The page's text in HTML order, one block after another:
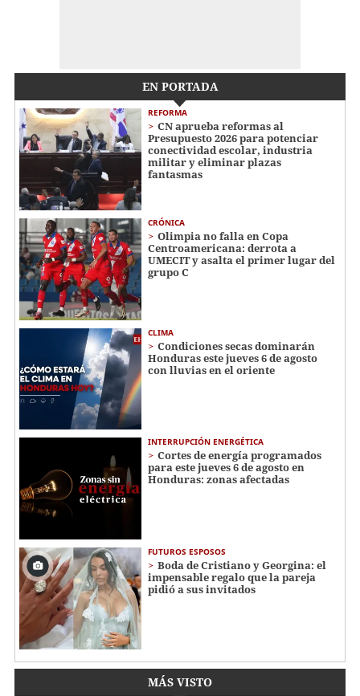
EN PORTADA
REFORMA
CN aprueba reformas al
Presupuesto 2026 para potenciar
conectividad escolar, industria
militar y eliminar plazas
fantasmas
CRÓNICA
Olimpia no falla en Copa
Centroamericana: derrota a
UMECIT y asalta el primer lugar del
grupo C
CLIMA
Condiciones secas dominarán
Honduras este jueves 6 de agosto
con lluvias en el oriente
INTERRUPCIÓN ENERGÉTICA
Cortes de energía programados
para este jueves 6 de agosto en
Honduras: zonas afectadas
FUTUROS ESPOSOS
Boda de Cristiano y Georgina: el
impensable regalo que la pareja
pidió a sus invitados
MÁS VISTO